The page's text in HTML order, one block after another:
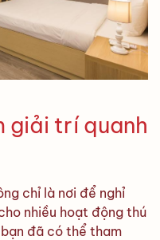
giải trí quanh
chỉ là nơi để nghỉ
nhiều hoạt động thú
đã có thể tham